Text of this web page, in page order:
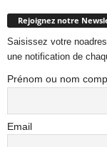
Rejoignez notre
Saisissez votre
une notification de
Prénom ou nom
Email